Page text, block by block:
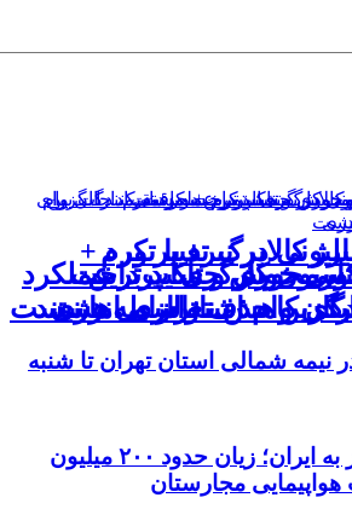
و تاکید بر عملکرد
کاهش ناترازی انرژی
کالابرگ تغییر کرد +
۱ میلیونی در نبرد با تورم
کارگری: پرداخت
حذف واسطه‌ها نیست
خوش حساب‌ترین
وام‌ اشتغالزایی هستند
نیمه شمالی استان تهران تا شنبه
پیامدهای تجاوز به ایران؛ زیان حدود ۲۰۰ میلیون
مجارستان